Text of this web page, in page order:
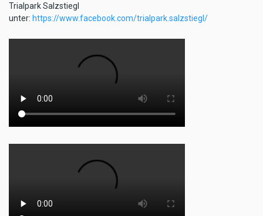
Trialpark Salzstiegl
unter: https://www.facebook.com/trialpark.salzstiegl/